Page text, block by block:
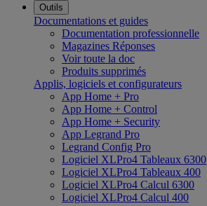
Outils
Documentations et guides
Documentation professionnelle
Magazines Réponses
Voir toute la doc
Produits supprimés
Applis, logiciels et configurateurs
App Home + Pro
App Home + Control
App Home + Security
App Legrand Pro
Legrand Config Pro
Logiciel XLPro4 Tableaux 6300
Logiciel XLPro4 Tableaux 400
Logiciel XLPro4 Calcul 6300
Logiciel XLPro4 Calcul 400